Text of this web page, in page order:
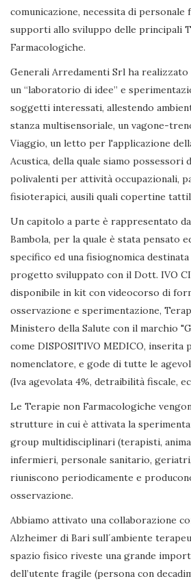
comunicazione, necessita di personale
supporti allo sviluppo delle principali
Farmacologiche.
Generali Arredamenti Srl ha
un “laboratorio di idee” e
soggetti interessati, allestendo
stanza multisensoriale, un vagone-
Viaggio, un letto per l'applicazione
Acustica, della quale siamo possessori
polivalenti per attività occupazionali,
fisioterapici, ausili quali copertine
Un capitolo a parte è rappresentato
Bambola, per la quale è stata pensato
specifico ed una fisiognomica destinata
progetto sviluppato con il Dott. IVO
disponibile in kit con videocorso di
osservazione e sperimentazione,
Ministero della Salute con il marchio
come DISPOSITIVO MEDICO, inserita
nomenclatore, e gode di tutte le
(Iva agevolata 4%, detraibilità fiscale,
Le Terapie non Farmacologiche
strutture in cui è attivata la
group multidisciplinari (terapisti,
infermieri, personale sanitario,
riuniscono periodicamente e
osservazione.
Abbiamo attivato una collaborazione
Alzheimer di Bari sull´ambiente
spazio fisico riveste una grande
dell’utente fragile (persona con